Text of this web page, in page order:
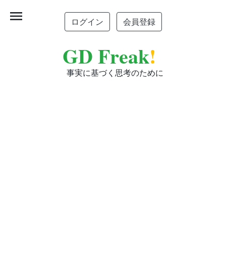
ログイン 会員登録
GD Freak!
事実に基づく思考のために
menu